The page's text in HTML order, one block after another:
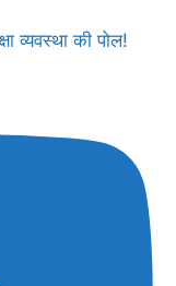
व्यवस्था की पोल!